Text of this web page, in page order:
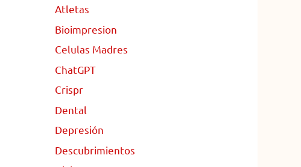
Atletas
Bioimpresion
Celulas Madres
ChatGPT
Crispr
Dental
Depresión
Descubrimientos